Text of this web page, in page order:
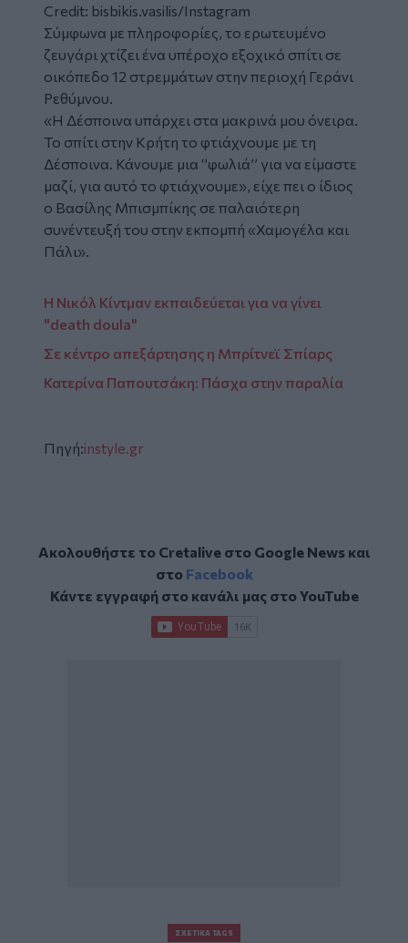
Credit: bisbikis.vasilis/Instagram
Σύμφωνα με πληροφορίες, το ερωτευμένο
ζευγάρι χτίζει ένα υπέροχο εξοχικό σπίτι σε
οικόπεδο 12 στρεμμάτων στην περιοχή Γεράνι
Ρεθύμνου.
«Η Δέσποινα υπάρχει στα μακρινά μου όνειρα.
Το σπίτι στην Κρήτη το φτιάχνουμε με τη
Δέσποινα. Κάνουμε μια ‘’φωλιά’’ για να είμαστε
μαζί, για αυτό το φτιάχνουμε», είχε πει ο ίδιος
ο Βασίλης Μπισμπίκης σε παλαιότερη
συνέντευξή του στην εκπομπή «Χαμογέλα και
Πάλι».
Η Νικόλ Κίντμαν εκπαιδεύεται για να γίνει
"death doula"
Σε κέντρο απεξάρτησης η Μπρίτνεϊ Σπίαρς
Κατερίνα Παπουτσάκη: Πάσχα στην παραλία
Πηγή:instyle.gr
Ακολουθήστε το Cretalive στο Google Newsκαι
στο Facebook
Κάντε εγγραφή στο κανάλι μας στοYouTube
ΣΧΕΤΙΚΆ TAGS